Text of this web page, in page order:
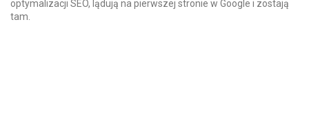
optymalizacji SEO, lądują na pierwszej stronie w Google i zostają
tam.